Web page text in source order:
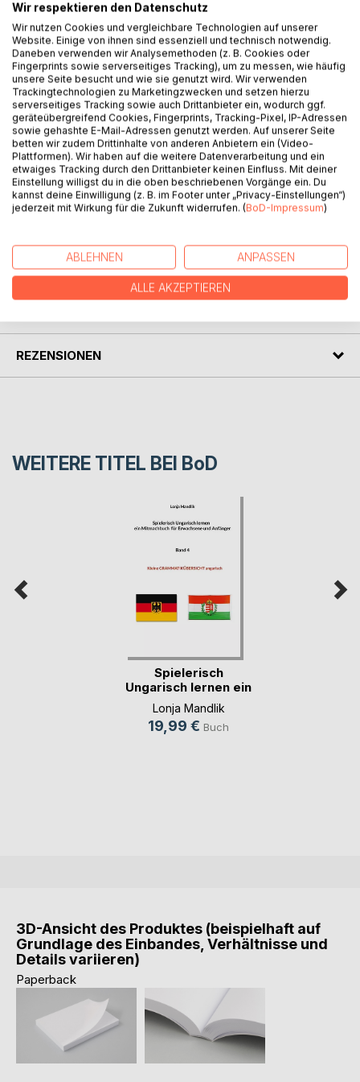
BESCHREIBUNG
Lonja Mandlik
Spielerisch Ungarisch lernen ein Mitmachbuch
für Erwachsene und Anfänger,
Band 5 1. Auflage
Lesen lernen mit dem Alphabet
AUTOR/IN
REZENSIONEN
WEITERE TITEL BEI BoD
Spielerisch
Ungarisch lernen ein
M(...)
Lonja Mandlik
19,99 € Buch
3D-Ansicht des Produktes (beispielhaft auf
Grundlage des Einbandes, Verhältnisse und
Details variieren)
Paperback
Wir respektieren den Datenschutz
Wir nutzen Cookies und vergleichbare Technologien auf unserer
Website. Einige von ihnen sind essenziell und technisch notwendig.
Daneben verwenden wir Analysemethoden (z. B. Cookies oder
Fingerprints sowie serverseitiges Tracking), um zu messen, wie häufig
unsere Seite besucht und wie sie genutzt wird. Wir verwenden
Trackingtechnologien zu Marketingzwecken und setzen hierzu
serverseitiges Tracking sowie auch Drittanbieter ein, wodurch ggf.
geräteübergreifend Cookies, Fingerprints, Tracking-Pixel, IP-Adressen
sowie gehashte E-Mail-Adressen genutzt werden. Auf unserer Seite
betten wir zudem Drittinhalte von anderen Anbietern ein (Video-
Plattformen). Wir haben auf die weitere Datenverarbeitung und ein
etwaiges Tracking durch den Drittanbieter keinen Einfluss. Mit deiner
Einstellung willigst du in die oben beschriebenen Vorgänge ein. Du
kannst deine Einwilligung (z. B. im Footer unter „Privacy-Einstellungen“)
jederzeit mit Wirkung für die Zukunft widerrufen. (BoD-Impressum)
ABLEHNEN ANPASSEN
ALLE AKZEPTIEREN